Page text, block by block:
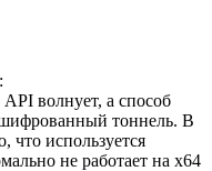
волнует, а способ
тоннель. В
что используется
не работает на x64